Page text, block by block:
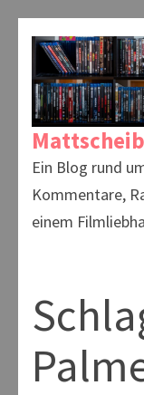
springen
(Enter
drücken)
Ein Blog rund
Kommentare,
einem